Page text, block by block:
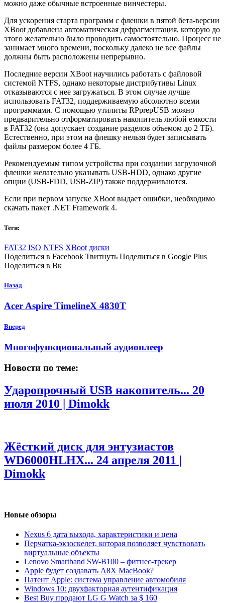
можно даже обычные встроенные винчестеры.
Для ускорения старта программ с флешки в пятой бета-версии
XBoot добавлена автоматическая де­фрагментация, которую до
этого желательно было проводить самостоятельно. Процесс не
занимает много времени, поскольку далеко не все файлы
должны быть расположены непрерывно.
Последние версии XBoot научились работать с файловой
системой NTFS, однако некоторые дистри­бутивы Linux
отказываются с нее загружаться. В этом случае лучше
использовать FAT32, поддержи­ваемую абсолютно всеми
программами. С помощью утилиты RPprepUSB можно
предварительно отфор­матировать накопитель любой емкости
в FAT32 (она допускает создание разделов объемом до 2 ТБ).
Естественно, при этом на флешку нельзя будет запи­сывать
файлы размером более 4 ГБ.
Рекомендуемым типом устройства при создании загрузочной
флешки желательно указывать USB-HDD, однако другие
опции (USB-FDD, USB-ZIP) также под­держиваются.
Если при первом запуске XBoot выдает ошибки, необходимо
скачать пакет .NET Framework 4.
Теги:
FAT32 ISO NTFS XBoot диски
Поделиться в Facebook Твитнуть Поделиться в Google Plus
Поделиться в Вк
Назад
Acer Aspire TimelineX 4830T
Вперед
Многофункциональный аудиоплеер
Новости по теме:
Ударопрочный USB накопитель... 20
июля 2010 | Dimokk
Жёсткий диск для энтузиастов
WD6000HLHX... 24 апреля 2011 |
Dimokk
Новые обзоры
Nexus 6 дата выхода, характеристики и цена
Перчатка-экзоскелет, которая позволяет чувствовать
виртуальные объекты
Lenovo Smartband SW-B100 – фитнес-трекер
Apple будет создавать A8X MacBook?
Патент Apple: система управление автомобиля
Windows 10: двухфакторная аутентификация
Best Buy продают LG G Watch за $ 160